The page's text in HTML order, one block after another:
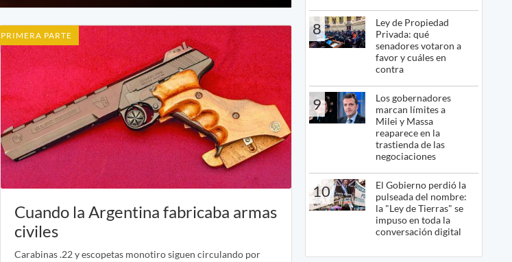
PRIMERA PARTE
Cuando la Argentina fabricaba armas
civiles
Carabinas .22 y escopetas monotiro siguen circulando por
8
Ley de Propiedad
Privada: qué
senadores votaron a
favor y cuáles en
contra
9
Los gobernadores
marcan límites a
Milei y Massa
reaparece en la
trastienda de las
negociaciones
10
El Gobierno perdió la
pulseada del nombre:
la "Ley de Tierras" se
impuso en toda la
conversación digital